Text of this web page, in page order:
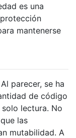
es una
mantenerse
parecer, se ha
de código
lectura. No
las
mutabilidad. A